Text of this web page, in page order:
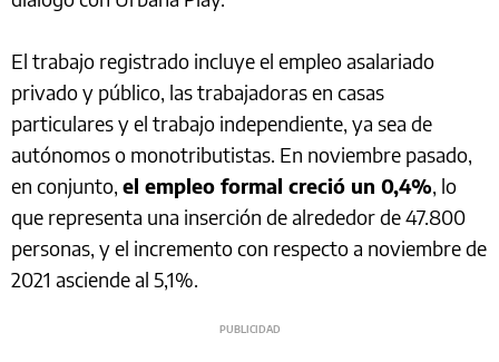
El trabajo registrado incluye el empleo asalariado
privado y público, las trabajadoras en casas
particulares y el trabajo independiente, ya sea de
autónomos o monotributistas. En noviembre pasado,
en conjunto, el empleo formal creció un 0,4%, lo
que representa una inserción de alrededor de 47.800
personas, y el incremento con respecto a noviembre de
2021 asciende al 5,1%.